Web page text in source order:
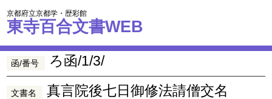
京都府立京都学・歴彩館
東寺百合文書WEB
函/番号 ろ函/1/3/
文書名 真言院後七日御修法請僧交名